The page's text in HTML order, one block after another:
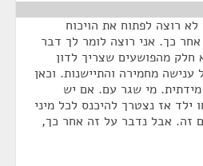
רוצה לפתוח את הויכוח
כך. אני רוצה לומר לך דבר
חלק מהפושעים שצריך לדון
מחמירה והתיישנות. וכאן
מי שגר עם. אם יש
אז נצטרך להיכנס לכל מיני
זה. אבל נדבר על זה אחר כך,